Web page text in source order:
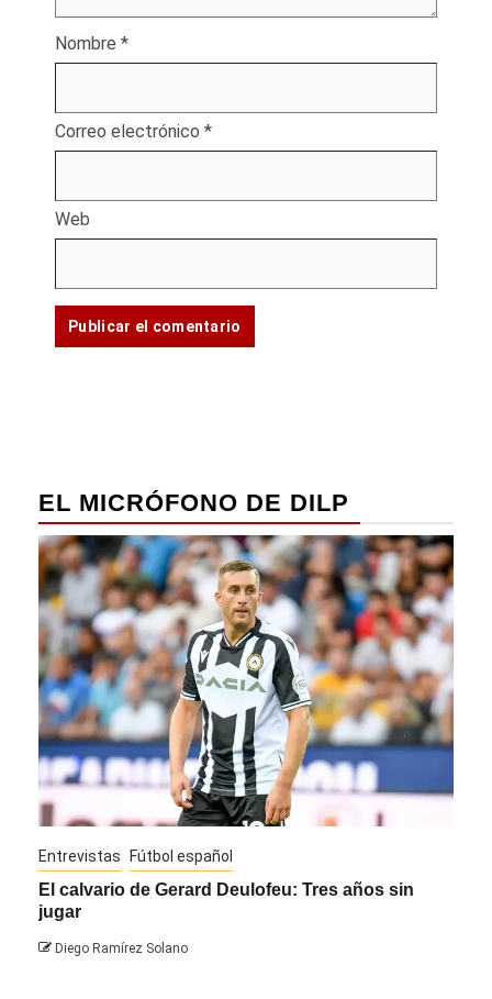
Nombre *
Correo electrónico *
Web
EL MICRÓFONO DE DILP
Entrevistas Fútbol español
El calvario de Gerard Deulofeu: Tres años sin
jugar
Diego Ramírez Solano